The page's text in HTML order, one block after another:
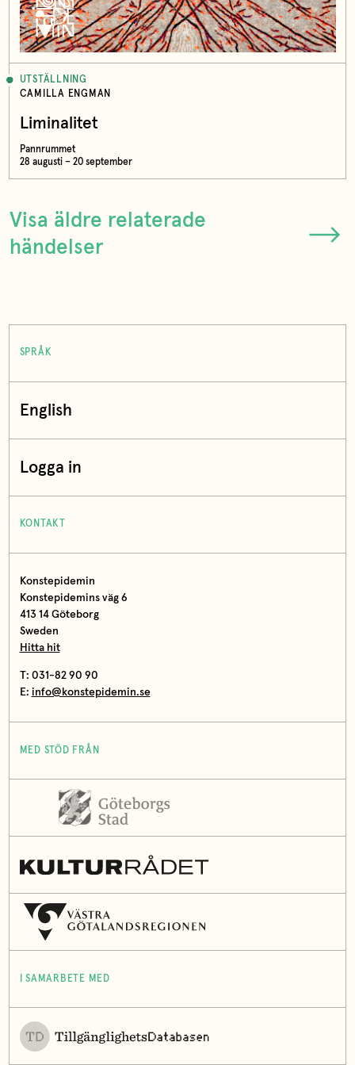
UTSTÄLLNING
CAMILLA ENGMAN
Liminalitet
Pannrummet
28 augusti – 20 september
Visa äldre relaterade
händelser
SPRÅK
English
Logga in
KONTAKT
Konstepidemin
Konstepidemins väg 6
413 14 Göteborg
Sweden
Hitta hit
T: 031-82 90 90
E: info@konstepidemin.se
MED STÖD FRÅN
I SAMARBETE MED